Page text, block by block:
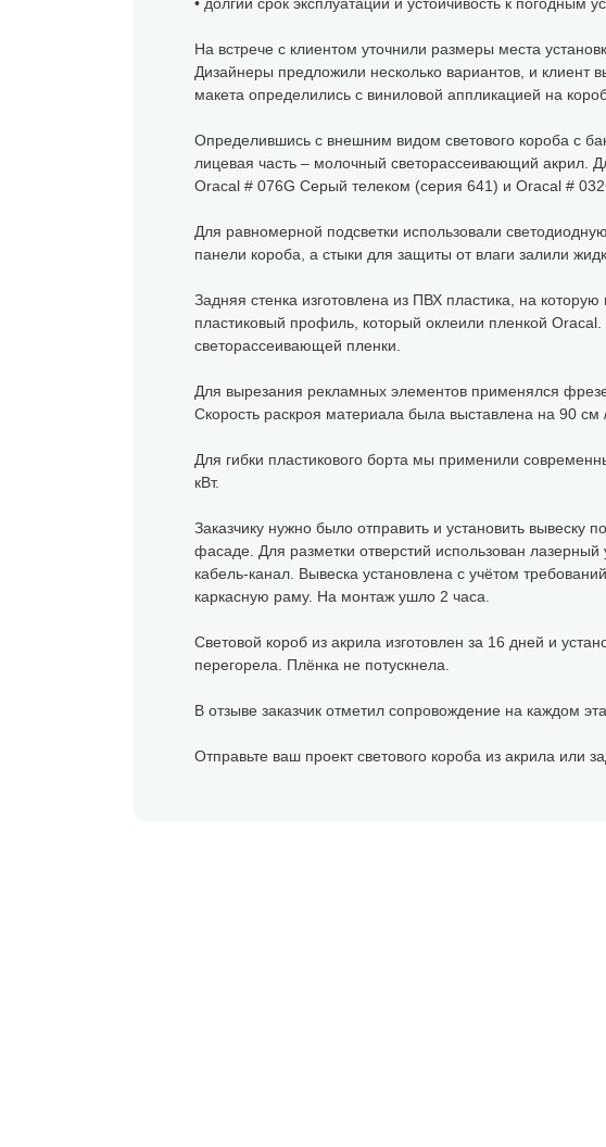
На встрече с клиентом уточнили размеры места
Дизайнеры предложили несколько вариантов, и
макета определились с виниловой аппликацией на
Определившись с внешним видом светового короба с
лицевая часть – молочный светорассеивающий акрил.
Oracal # 076G Серый телеком (серия 641) и Oracal #
Для равномерной подсветки использовали
панели короба, а стыки для защиты от влаги залили
Задняя стенка изготовлена из ПВХ пластика, на
пластиковый профиль, который оклеили пленкой
светорассеивающей пленки.
Для вырезания рекламных элементов применялся
Скорость раскроя материала была выставлена на 90
Для гибки пластикового борта мы применили
кВт.
Заказчику нужно было отправить и установить
фасаде. Для разметки отверстий использован
кабель-канал. Вывеска установлена с учётом
каркасную раму. На монтаж ушло 2 часа.
Световой короб из акрила изготовлен за 16 дней и
перегорела. Плёнка не потускнела.
В отзыве заказчик отметил сопровождение на каждом
Отправьте ваш проект светового короба из акрила или